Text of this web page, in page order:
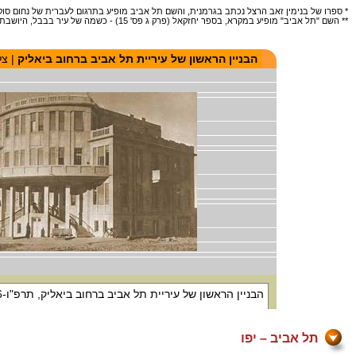
* ספרו של בנימין זאב הרצל נכתב בגרמנית, והשם תל אביב מופיע בתרגום לעברית של נחום
** השם "תל אביב" מופיע במקרא, בספר יחזקאל (פרק ג פס' 15) - כשמה של עיר בבבל, היושבת על שפת נהר. תל אביב שלנו היא עיר בארץ ישראל, היושבת על שפת הים.
תל אביב – יפו